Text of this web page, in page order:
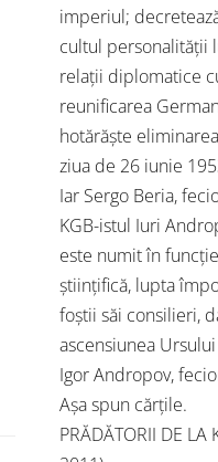
imperiul;
cultul personalității
relații diplomatice
reunificarea
hotărăște
ziua de 26 iunie
Iar Sergo Beria,
KGB-istul Iuri
este numit în
științifică, lupta
foștii săi consilieri,
ascensiunea
Igor Andropov,
Așa spun cărțile.
PRĂDĂTORII DE